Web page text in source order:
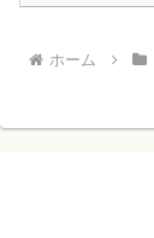
ホーム